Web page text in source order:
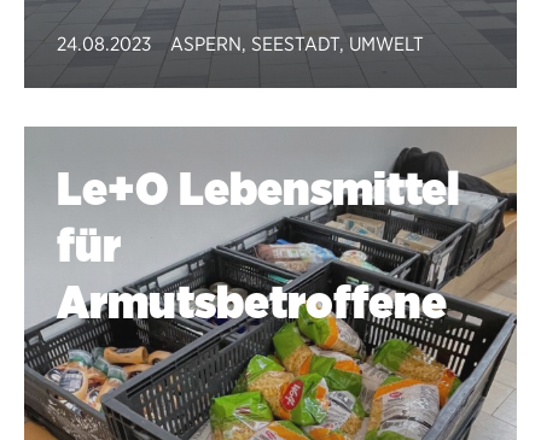
24.08.2023 ASPERN, SEESTADT, UMWELT
Le+O Lebensmittel
für
Armutsbetroffene